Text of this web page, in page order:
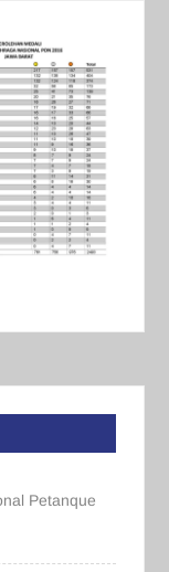
Petanque